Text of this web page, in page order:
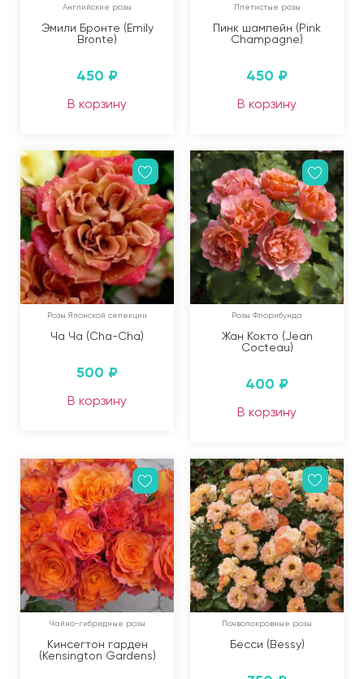
Английские розы
Эмили Бронте (Emily
Bronte)
450 ₽
В корзину
Плетистые розы
Пинк шампейн (Pink
Champagne)
450 ₽
В корзину
Розы Японской селекции
Ча Ча (Cha-Cha)
500 ₽
В корзину
Розы Флорибунда
Жан Кокто (Jean
Cocteau)
400 ₽
В корзину
Чайно-гибридные розы
Кинсегтон гарден
(Kensington Gardens)
Почвопокровные розы
Бесси (Bessy)